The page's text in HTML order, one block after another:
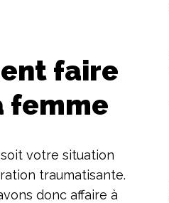
faire
femme
votre situation
traumatisante.
donc affaire à